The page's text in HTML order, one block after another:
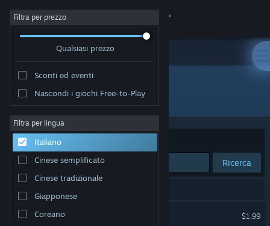
Accedi
Informazioni
Assistenza
Cambia la lingua
Ottieni l'app mobile di Steam
Filtra per prezzo
Qualsiasi prezzo
Sconti ed eventi
Nascondi i giochi Free-to-Play
Filtra per lingua
Italiano
Cinese semplificato
Cinese tradizionale
Giapponese
Coreano
Sviluppatore: Un Pas Fragile Team
Ordina per Rilevanza
Ricerca
$1.99